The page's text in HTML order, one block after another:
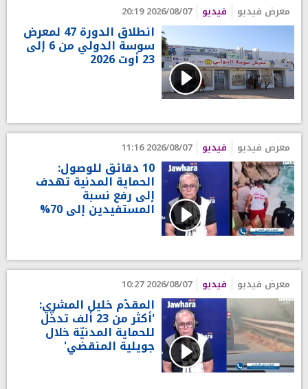
معرض فيديو فيديو 2026/08/07 20:19
انطلاق الدورة 47 لمعرض
سوسة الدولي من 6 إلى
23 أوت 2026
معرض فيديو فيديو 2026/08/07 11:16
10 دقائق للوصول:
الحماية المدنية تهدف
إلى رفع نسبة
المستفيدين إلى 70%
معرض فيديو فيديو 2026/08/07 10:27
المقدّم خليل المشري:
'أكثر من 23 ألف تدخّل
للحماية المدنيّة خلال
جويلية المنقضي'